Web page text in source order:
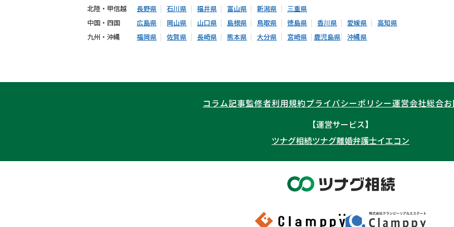
北陸・甲信越 長野県 石川県 福井県 富山県 新潟県
三重県
中国・四国
広島県 岡山県 山口県 島根県 鳥取県 徳島県 香川県 愛媛県
高知県
九州・沖縄
福岡県 佐賀県 長崎県 熊本県 大分県 宮崎県 鹿児島県 沖縄県
コラム記事監修者利用規約プライバシーポリシー運営会社総合
【運営サービス】
ツナグ相続ツナグ離婚弁護士イエコン